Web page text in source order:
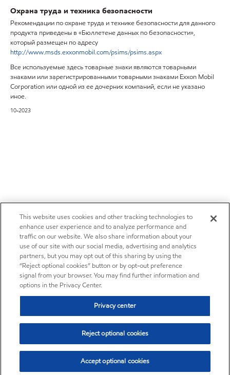
Охрана труда и техника безопасности
Рекомендации по охране труда и технике безопасности для данного
продукта приведены в «Бюллетене данных по безопасности»,
который размещен по адресу
http://www.msds.exxonmobil.com/psims/psims.aspx
Все используемые здесь товарные знаки являются товарными
знаками или зарегистрированными товарными знаками Exxon Mobil
Corporation или одной из ее дочерних компаний, если не указано
иное.
10-2023
This website uses cookies and other tracking technologies to
enhance user experience and to analyze performance and
traffic on our website. We also share information about your
use of our site with our social media, advertising and analytics
partners, but you may opt out of this sharing by using the
“Reject optional cookies” button or by opt-out preference
signal from your browser. You may find further information and
options in the Privacy Center.
Privacy center
Reject optional cookies
Accept optional cookies